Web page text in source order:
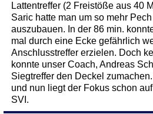
Lattentreffer (2 Freistöße aus 40
Saric hatte man um so mehr
auszubauen. In der 86 min.
mal durch eine Ecke gefährlich
Anschlusstreffer erzielen. Doch
konnte unser Coach, Andreas
Siegtreffer den Deckel
und nun liegt der Fokus schon
SVI.